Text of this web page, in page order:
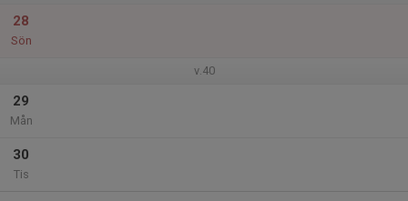
28
Sön
v.40
29
Mån
30
Tis